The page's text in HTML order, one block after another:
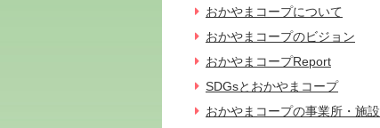
おかやまコープについて
おかやまコープのビジョン
おかやまコープReport
SDGsとおかやまコープ
おかやまコープの事業所・施設